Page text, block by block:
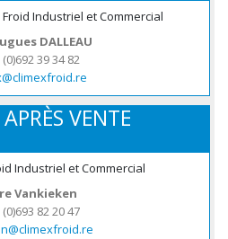
Froid Industriel et Commercial
DALLEAU
39 34 82
VENTE
Industriel et Commercial
Vankieken
82 20 47